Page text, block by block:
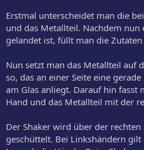
Erstmal unterscheidet man die
und das Metallteil. Nachdem nun
gelandet ist, füllt man die Zutaten
Nun setzt man das Metallteil auf
so, das an einer Seite eine
am Glas anliegt. Darauf hin fasst
Hand und das Metallteil mit der
Der Shaker wird über der
geschüttelt. Bei Linkshändern